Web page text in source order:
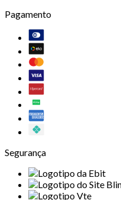
Pagamento
Segurança